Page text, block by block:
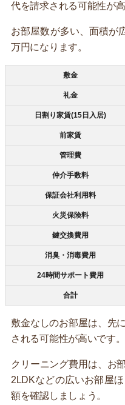
代を請求される可能性が高
お部屋数が多い、面積が
万円になります。
敷金
礼金
日割り家賃(15日入居)
前家賃
管理費
仲介手数料
保証会社利用料
火災保険料
鍵交換費用
消臭・消毒費用
24時間サポート費用
合計
敷金なしのお部屋は、先
される可能性が高いです。
クリーニング費用は、お
2LDKなどの広いお部屋
額を確認しましょう。